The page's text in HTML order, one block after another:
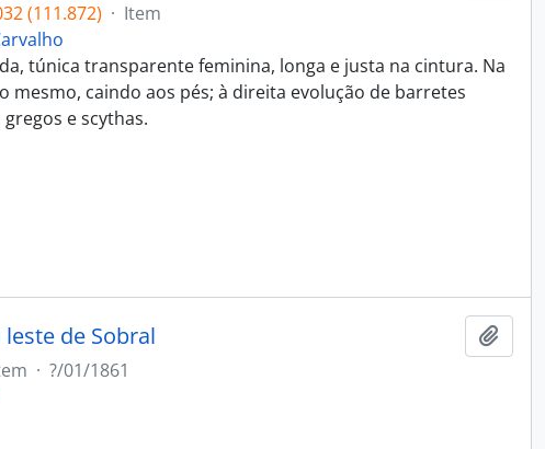
(111.872) · Item
túnica transparente feminina, longa e justa na cintura. Na
mesmo, caindo aos pés; à direita evolução de barretes
e scythas.
de Sobral
· ?/01/1861